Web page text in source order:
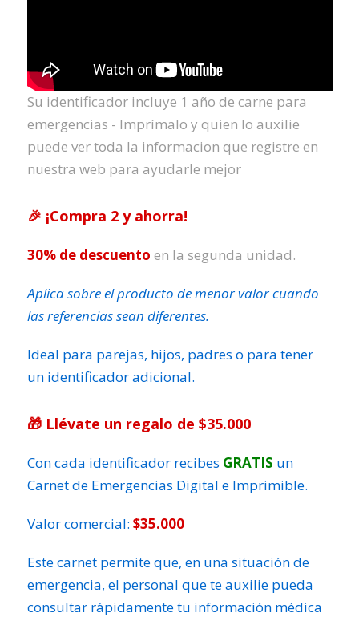
Su identificador incluye 1 año de carne para
emergencias - Imprímalo y quien lo auxilie
puede ver toda la informacion que registre en
nuestra web para ayudarle mejor
🎉 ¡Compra 2 y ahorra!
30% de descuento en la segunda unidad.
Aplica sobre el producto de menor valor cuando
las referencias sean diferentes.
Ideal para parejas, hijos, padres o para tener
un identificador adicional.
🎁 Llévate un regalo de $35.000
Con cada identificador recibes GRATIS un
Carnet de Emergencias Digital e Imprimible.
Valor comercial: $35.000
Este carnet permite que, en una situación de
emergencia, el personal que te auxilie pueda
consultar rápidamente tu información médica